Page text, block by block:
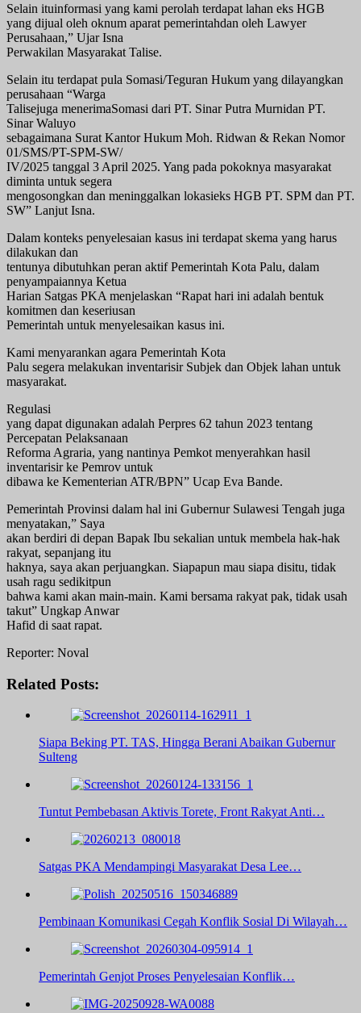
Selain ituinformasi yang kami perolah terdapat lahan eks HGB
yang dijual oleh oknum aparat pemerintahdan oleh Lawyer
Perusahaan,” Ujar Isna
Perwakilan Masyarakat Talise.
Selain itu terdapat pula Somasi/Teguran Hukum yang dilayangkan
perusahaan “Warga
Talisejuga menerimaSomasi dari PT. Sinar Putra Murnidan PT.
Sinar Waluyo
sebagaimana Surat Kantor Hukum Moh. Ridwan & Rekan Nomor
01/SMS/PT-SPM-SW/
IV/2025 tanggal 3 April 2025. Yang pada pokoknya masyarakat
diminta untuk segera
mengosongkan dan meninggalkan lokasieks HGB PT. SPM dan PT.
SW” Lanjut Isna.
Dalam konteks penyelesaian kasus ini terdapat skema yang harus
dilakukan dan
tentunya dibutuhkan peran aktif Pemerintah Kota Palu, dalam
penyampaiannya Ketua
Harian Satgas PKA menjelaskan “Rapat hari ini adalah bentuk
komitmen dan keseriusan
Pemerintah untuk menyelesaikan kasus ini.
Kami menyarankan agara Pemerintah Kota
Palu segera melakukan inventarisir Subjek dan Objek lahan untuk
masyarakat.
Regulasi
yang dapat digunakan adalah Perpres 62 tahun 2023 tentang
Percepatan Pelaksanaan
Reforma Agraria, yang nantinya Pemkot menyerahkan hasil
inventarisir ke Pemrov untuk
dibawa ke Kementerian ATR/BPN” Ucap Eva Bande.
Pemerintah Provinsi dalam hal ini Gubernur Sulawesi Tengah juga
menyatakan,” Saya
akan berdiri di depan Bapak Ibu sekalian untuk membela hak-hak
rakyat, sepanjang itu
haknya, saya akan perjuangkan. Siapapun mau siapa disitu, tidak
usah ragu sedikitpun
bahwa kami akan main-main. Kami bersama rakyat pak, tidak usah
takut” Ungkap Anwar
Hafid di saat rapat.
Reporter: Noval
Related Posts:
Siapa Beking PT. TAS, Hingga Berani Abaikan Gubernur
Sulteng
Tuntut Pembebasan Aktivis Torete, Front Rakyat Anti…
Satgas PKA Mendampingi Masyarakat Desa Lee…
Pembinaan Komunikasi Cegah Konflik Sosial Di Wilayah…
Pemerintah Genjot Proses Penyelesaian Konflik…